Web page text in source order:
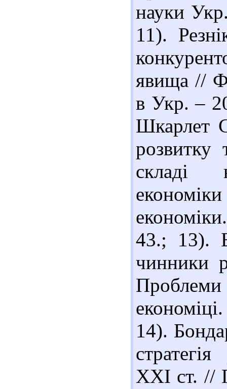
науки
11).
явища //
в Укр. –
Шкарлет
розвитку
складі
43.; 13).
чинники
14).
ХХІ ст. //